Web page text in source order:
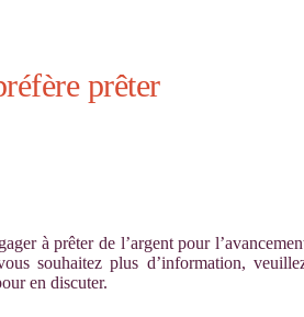
prêter
à prêter de l’argent pour
souhaitez plus d’information,
en discuter.